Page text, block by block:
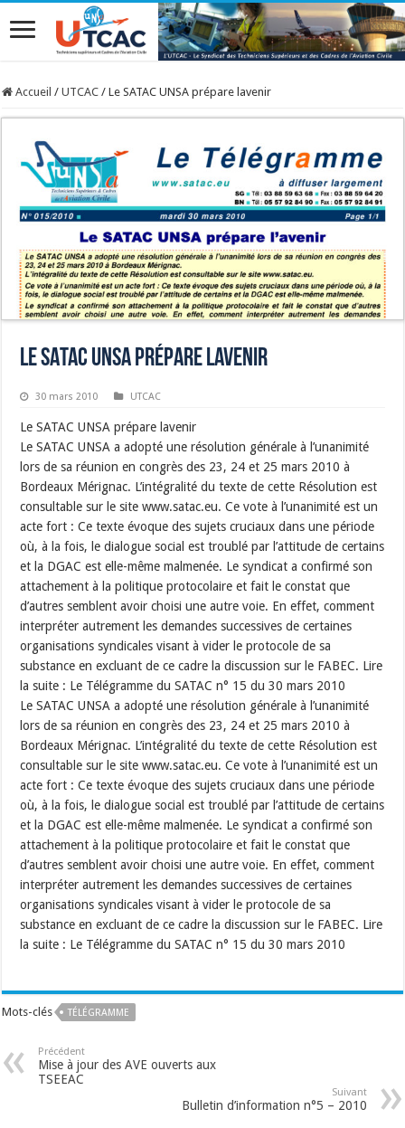
Accueil / UTCAC / Le SATAC UNSA prépare lavenir
Le SATAC UNSA prépare lavenir
30 mars 2010 UTCAC
Le SATAC UNSA prépare lavenir
Le SATAC UNSA a adopté une résolution générale à l’unanimité
lors de sa réunion en congrès des 23, 24 et 25 mars 2010 à
Bordeaux Mérignac. L’intégralité du texte de cette Résolution est
consultable sur le site www.satac.eu. Ce vote à l’unanimité est un
acte fort : Ce texte évoque des sujets cruciaux dans une période
où, à la fois, le dialogue social est troublé par l’attitude de certains
et la DGAC est elle-même malmenée. Le syndicat a confirmé son
attachement à la politique protocolaire et fait le constat que
d’autres semblent avoir choisi une autre voie. En effet, comment
interpréter autrement les demandes successives de certaines
organisations syndicales visant à vider le protocole de sa
substance en excluant de ce cadre la discussion sur le FABEC. Lire
la suite : Le Télégramme du SATAC n° 15 du 30 mars 2010
Le SATAC UNSA a adopté une résolution générale à l’unanimité
lors de sa réunion en congrès des 23, 24 et 25 mars 2010 à
Bordeaux Mérignac. L’intégralité du texte de cette Résolution est
consultable sur le site www.satac.eu. Ce vote à l’unanimité est un
acte fort : Ce texte évoque des sujets cruciaux dans une période
où, à la fois, le dialogue social est troublé par l’attitude de certains
et la DGAC est elle-même malmenée. Le syndicat a confirmé son
attachement à la politique protocolaire et fait le constat que
d’autres semblent avoir choisi une autre voie. En effet, comment
interpréter autrement les demandes successives de certaines
organisations syndicales visant à vider le protocole de sa
substance en excluant de ce cadre la discussion sur le FABEC. Lire
la suite : Le Télégramme du SATAC n° 15 du 30 mars 2010
Mots-clés TÉLÉGRAMME
Précédent
Mise à jour des AVE ouverts aux
TSEEAC
Suivant
Bulletin d’information n°5 – 2010